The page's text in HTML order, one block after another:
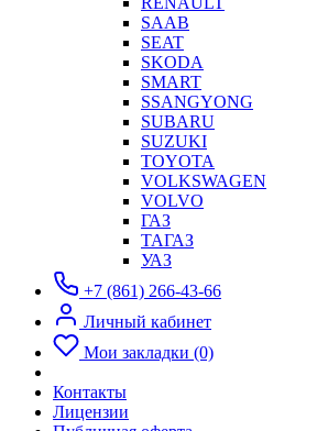
SAAB
SEAT
SKODA
SMART
SSANGYONG
SUBARU
SUZUKI
TOYOTA
VOLKSWAGEN
VOLVO
ГАЗ
ТАГАЗ
УАЗ
+7 (861) 266-43-66
Личный кабинет
Мои закладки (0)
Контакты
Лицензии